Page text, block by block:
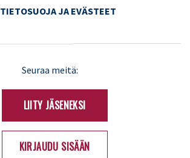
TIETOSUOJA JA EVÄSTEET
Seuraa meitä:
LIITY JÄSENEKSI
KIRJAUDU SISÄÄN